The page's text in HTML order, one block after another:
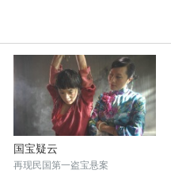
国宝疑云
再现民国第一盗宝悬案